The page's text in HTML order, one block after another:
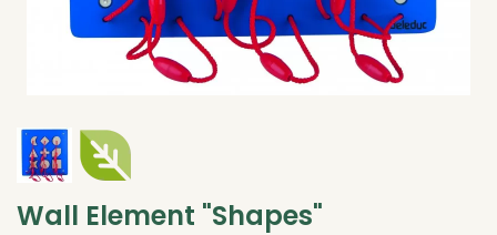
Wall Element "Shapes"